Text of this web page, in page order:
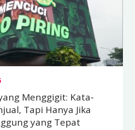
Menggigit: Kata-
Tapi Hanya Jika
yang Tepat